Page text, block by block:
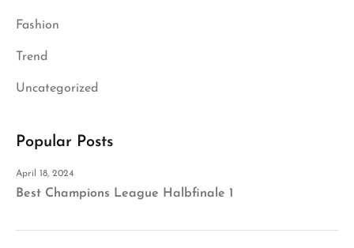
Fashion
Trend
Uncategorized
Popular Posts
April 18, 2024
Best Champions League Halbfinale 1